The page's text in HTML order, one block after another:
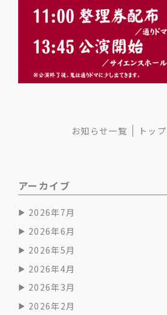
お知らせ一覧 トッ
アーカイブ
2026年7月
2026年6月
2026年5月
2026年4月
2026年3月
2026年2月